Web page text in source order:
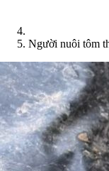
Người nuôi tôm